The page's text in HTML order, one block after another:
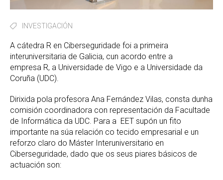
INVESTIGACIÓN
A cátedra R en Ciberseguridade foi a primeira
interuniversitaria de Galicia, cun acordo entre a
empresa R, a Universidade de Vigo e a Universidade da
Coruña (UDC).
Dirixida pola profesora Ana Fernández Vilas, consta dunha
comisión coordinadora con representación da Facultade
de Informática da UDC. Para a EET supón un fito
importante na súa relación co tecido empresarial e un
reforzo claro do Máster Interuniversitario en
Ciberseguridade, dado que os seus piares básicos de
actuación son: